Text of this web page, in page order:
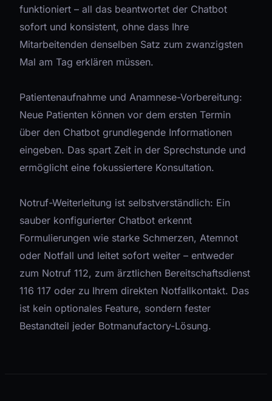
funktioniert – all das beantwortet der Chatbot
sofort und konsistent, ohne dass Ihre
Mitarbeitenden denselben Satz zum zwanzigsten
Mal am Tag erklären müssen.
Patientenaufnahme und Anamnese-Vorbereitung:
Neue Patienten können vor dem ersten Termin
über den Chatbot grundlegende Informationen
eingeben. Das spart Zeit in der Sprechstunde und
ermöglicht eine fokussiertere Konsultation.
Notruf-Weiterleitung ist selbstverständlich: Ein
sauber konfigurierter Chatbot erkennt
Formulierungen wie starke Schmerzen, Atemnot
oder Notfall und leitet sofort weiter – entweder
zum Notruf 112, zum ärztlichen Bereitschaftsdienst
116 117 oder zu Ihrem direkten Notfallkontakt. Das
ist kein optionales Feature, sondern fester
Bestandteil jeder Botmanufactory-Lösung.